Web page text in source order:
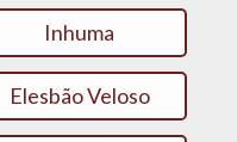
Inhuma
Elesbão Veloso